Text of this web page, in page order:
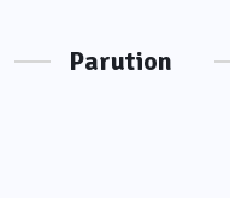
Parution